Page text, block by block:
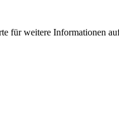
für weitere Informationen